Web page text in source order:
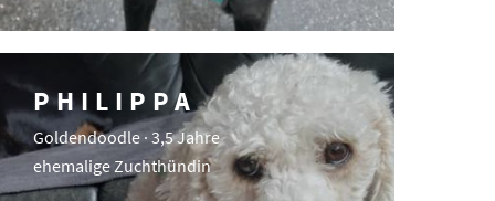
PHILIPPA
Goldendoodle · 3,5 Jahre
ehemalige Zuchthündin